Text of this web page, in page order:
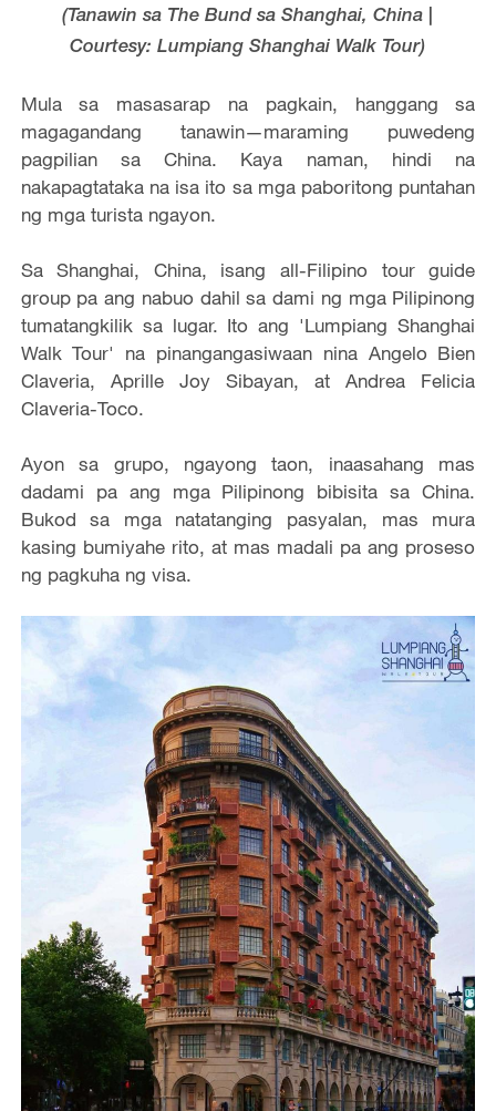
(Tanawin sa The Bund sa Shanghai, China |
Courtesy: Lumpiang Shanghai Walk Tour)
Mula sa masasarap na pagkain, hanggang sa
magagandang tanawin—maraming puwedeng
pagpilian sa China. Kaya naman, hindi na
nakapagtataka na isa ito sa mga paboritong puntahan
ng mga turista ngayon.
Sa Shanghai, China, isang all-Filipino tour guide
group pa ang nabuo dahil sa dami ng mga Pilipinong
tumatangkilik sa lugar. Ito ang 'Lumpiang Shanghai
Walk Tour' na pinangangasiwaan nina Angelo Bien
Claveria, Aprille Joy Sibayan, at Andrea Felicia
Claveria-Toco.
Ayon sa grupo, ngayong taon, inaasahang mas
dadami pa ang mga Pilipinong bibisita sa China.
Bukod sa mga natatanging pasyalan, mas mura
kasing bumiyahe rito, at mas madali pa ang proseso
ng pagkuha ng visa.